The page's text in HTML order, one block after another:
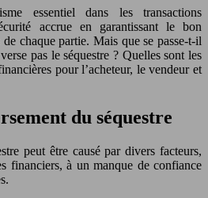
essentiel dans les transactions
accrue en garantissant le bon
chaque partie. Mais que se passe-t-il
pas le séquestre ? Quelles sont les
pour l’acheteur, le vendeur et
du séquestre
peut être causé par divers facteurs,
financiers, à un manque de confiance